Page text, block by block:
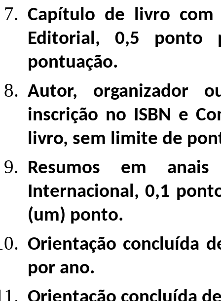
Capítulo de livro com
Editorial, 0,5 ponto
pontuação.
Autor, organizador
inscrição no ISBN e
livro, sem limite de
Resumos em
Internacional, 0,1
(um) ponto.
Orientação concluída
por ano.